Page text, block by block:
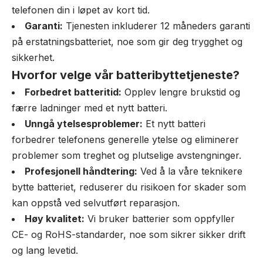
telefonen din i løpet av kort tid.
Garanti: Tjenesten inkluderer 12 måneders garanti
på erstatningsbatteriet, noe som gir deg trygghet og
sikkerhet.
Hvorfor velge vår batteribyttetjeneste?
Forbedret batteritid: Opplev lengre brukstid og
færre ladninger med et nytt batteri.
Unngå ytelsesproblemer: Et nytt batteri
forbedrer telefonens generelle ytelse og eliminerer
problemer som treghet og plutselige avstengninger.
Profesjonell håndtering: Ved å la våre teknikere
bytte batteriet, reduserer du risikoen for skader som
kan oppstå ved selvutført reparasjon.
Høy kvalitet: Vi bruker batterier som oppfyller
CE- og RoHS-standarder, noe som sikrer sikker drift
og lang levetid.